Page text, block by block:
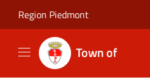
Region Piedmont
Town of